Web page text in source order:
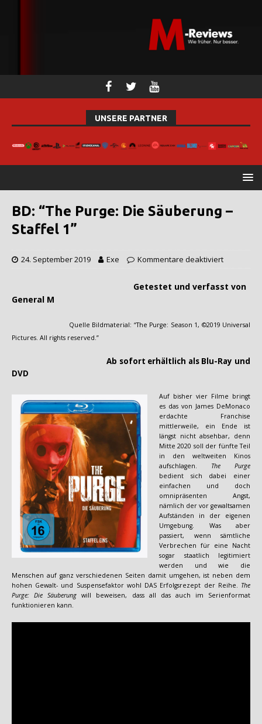
UNSERE PARTNER
BD: “The Purge: Die Säuberung –
Staffel 1”
24. September 2019 Exe Kommentare deaktiviert
Getestet und verfasst von
General M
Quelle Bildmaterial: “The Purge: Season 1, ©2019 Universal
Pictures. All rights reserved.”
Ab sofort erhältlich als Blu-Ray und
DVD
Auf bisher vier Filme bringt
es das von James DeMonaco
erdachte Franchise
mittlerweile, ein Ende ist
längst nicht absehbar, denn
Mitte 2020 soll der fünfte Teil
in den weltweiten Kinos
aufschlagen. The Purge
bedient sich dabei einer
einfachen und doch
omnipräsenten Angst,
nämlich der vor gewaltsamen
Aufständen in der eigenen
Umgebung. Was aber
passiert, wenn sämtliche
Verbrechen für eine Nacht
sogar staatlich legitimiert
werden und wie die
Menschen auf ganz verschiedenen Seiten damit umgehen, ist neben dem
hohen Gewalt- und Suspensefaktor wohl DAS Erfolgsrezept der Reihe. The
Purge: Die Säuberung will beweisen, dass all das auch im Serienformat
funktionieren kann.